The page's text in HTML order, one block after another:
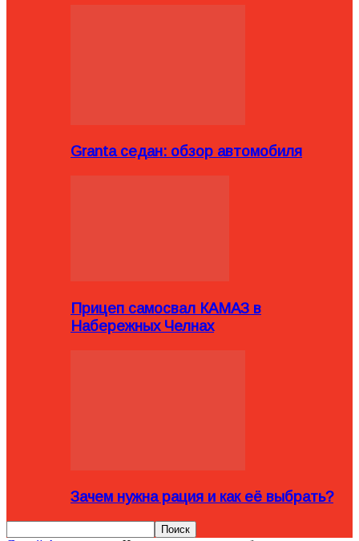
Granta седан: обзор автомобиля
Прицеп самосвал КАМАЗ в
Набережных Челнах
Зачем нужна рация и как её выбрать?